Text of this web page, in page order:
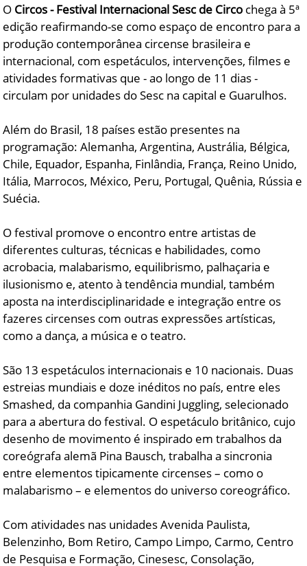
O Circos - Festival Internacional Sesc de Circo chega à 5ª
edição reafirmando-se como espaço de encontro para a
produção contemporânea circense brasileira e
internacional, com espetáculos, intervenções, filmes e
atividades formativas que - ao longo de 11 dias -
circulam por unidades do Sesc na capital e Guarulhos.
Além do Brasil, 18 países estão presentes na
programação: Alemanha, Argentina, Austrália, Bélgica,
Chile, Equador, Espanha, Finlândia, França, Reino Unido,
Itália, Marrocos, México, Peru, Portugal, Quênia, Rússia e
Suécia.
O festival promove o encontro entre artistas de
diferentes culturas, técnicas e habilidades, como
acrobacia, malabarismo, equilibrismo, palhaçaria e
ilusionismo e, atento à tendência mundial, também
aposta na interdisciplinaridade e integração entre os
fazeres circenses com outras expressões artísticas,
como a dança, a música e o teatro.
São 13 espetáculos internacionais e 10 nacionais. Duas
estreias mundiais e doze inéditos no país, entre eles
Smashed, da companhia Gandini Juggling, selecionado
para a abertura do festival. O espetáculo britânico, cujo
desenho de movimento é inspirado em trabalhos da
coreógrafa alemã Pina Bausch, trabalha a sincronia
entre elementos tipicamente circenses – como o
malabarismo – e elementos do universo coreográfico.
Com atividades nas unidades Avenida Paulista,
Belenzinho, Bom Retiro, Campo Limpo, Carmo, Centro
de Pesquisa e Formação, Cinesesc, Consolação,